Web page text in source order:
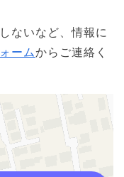
ないなど、情報に
ームからご連絡く